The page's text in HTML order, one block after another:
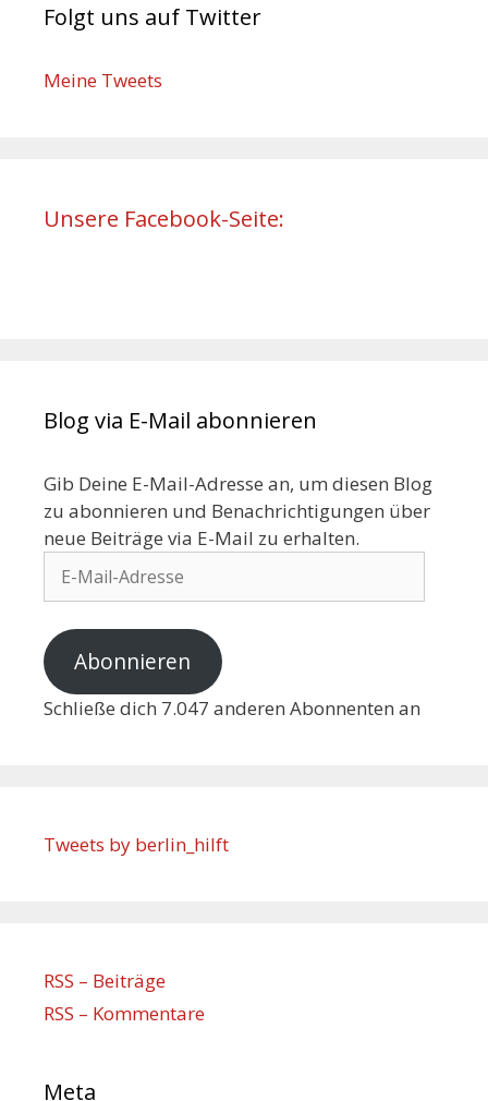
Folgt uns auf Twitter
Meine Tweets
Unsere Facebook-Seite:
Blog via E-Mail abonnieren
Gib Deine E-Mail-Adresse an, um diesen Blog
zu abonnieren und Benachrichtigungen über
neue Beiträge via E-Mail zu erhalten.
Abonnieren
Schließe dich 7.047 anderen Abonnenten an
Tweets by berlin_hilft
RSS – Beiträge
RSS – Kommentare
Meta